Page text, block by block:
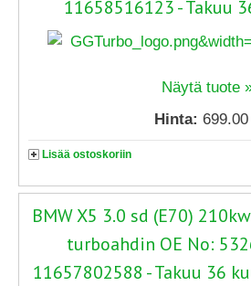
11658516123 - Takuu
Näytä tuote
Hinta:
Lisää ostoskoriin
BMW X5 3.0 sd (E70)
turboahdin OE No:
11657802588 - Takuu 36